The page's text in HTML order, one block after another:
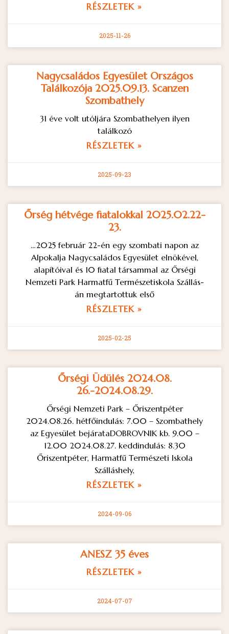
RÉSZLETEK »
2025-11-26
Nagycsaládos Egyesület Országos
Találkozója 2025.09.13. Scanzen
Szombathely
31 éve volt utóljára Szombathelyen ilyen
találkozó
RÉSZLETEK »
2025-09-23
Őrség hétvége fiatalokkal 2025.02.22-
23.
…2025 február 22-én egy szombati napon az
Alpokalja Nagycsaládos Egyesület elnökével,
alapítóival és 10 fiatal társammal az Őrségi
Nemzeti Park Harmatfű Természetiskola Szállás-
án megtartottuk első
RÉSZLETEK »
2025-02-25
Őrségi Üdülés 2024.08.
26.-2024.08.29.
Őrségi Nemzeti Park – Őriszentpéter
2024.08.26. hétfőindulás: 7.00 – Szombathely
az Egyesület bejárataDOBROVNIK kb. 9.00 –
12.00 2024.08.27. keddindulás: 8.30
Őriszentpéter, Harmatfű Természeti Iskola
Szálláshely,
RÉSZLETEK »
2024-09-06
ANESZ 35 éves
RÉSZLETEK »
2024-07-07